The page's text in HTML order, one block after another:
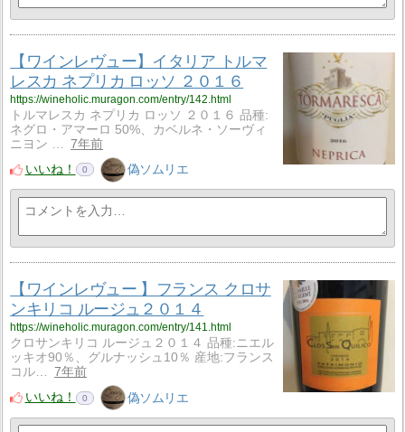
【ワインレヴュー】イタリア トルマ
レスカ ネプリカ ロッソ ２０１６
https://wineholic.muragon.com/entry/142.html
トルマレスカ ネプリカ ロッソ ２０１６ 品種:
ネグロ・アマーロ 50%、カベルネ・ソーヴィ
ニヨン …
7年前
いいね！
0 偽ソムリエ
【ワインレヴュー 】フランス クロサ
ンキリコ ルージュ２０１４
https://wineholic.muragon.com/entry/141.html
クロサンキリコ ルージュ２０１４ 品種:ニエル
ッキオ90％、グルナッシュ10％ 産地:フランス
コル…
7年前
いいね！
0 偽ソムリエ